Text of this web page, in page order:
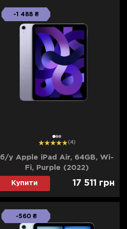
12 3
-1 488 ₴
(4)
б/у Apple iPad Air, 64GB, Wi-
Fi, Purple (2022)
Купити 17 511 грн
-560 ₴